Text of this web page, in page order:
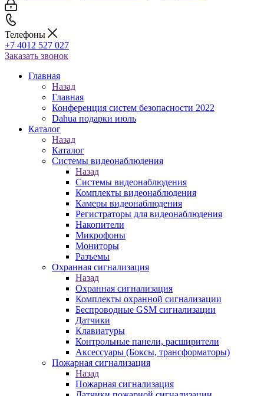
Телефоны
+7 4012 527 027
Заказать звонок
Главная
Назад
Главная
Конференция систем безопасности 2022
Dahua подарки июль
Каталог
Назад
Каталог
Системы видеонаблюдения
Назад
Системы видеонаблюдения
Комплекты видеонаблюдения
Камеры видеонаблюдения
Регистраторы для видеонаблюдения
Накопители
Микрофоны
Мониторы
Разъемы
Охранная сигнализация
Назад
Охранная сигнализация
Комплекты охранной сигнализации
Беспроводные GSM сигнализации
Датчики
Клавиатуры
Контрольные панели, расширители
Аксессуары (Боксы, трансформаторы)
Пожарная сигнализация
Назад
Пожарная сигнализация